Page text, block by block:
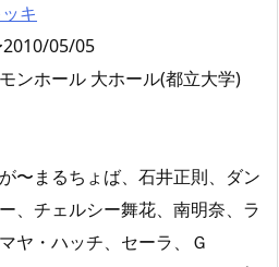
キ
05/05
ンホール 大ホール(都立大学)
〜まるちょば、石井正則、ダン
、チェルシー舞花、南明奈、ラ
ヤ・ハッチ、セーラ、Ｇ